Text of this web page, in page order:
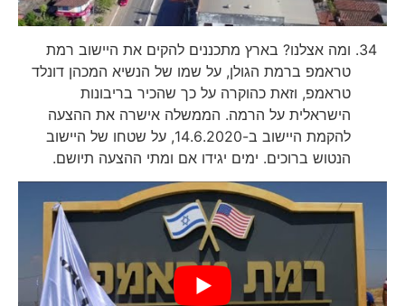
ומה אצלנו? בארץ מתכננים להקים את היישוב רמת
טראמפ ברמת הגולן, על שמו של הנשיא המכהן דונלד
טראמפ, וזאת כהוקרה על כך שהכיר בריבונות
הישראלית על הרמה. הממשלה אישרה את ההצעה
להקמת היישוב ב-14.6.2020, על שטחו של היישוב
הנטוש ברוכים. ימים יגידו אם ומתי ההצעה תיושם.